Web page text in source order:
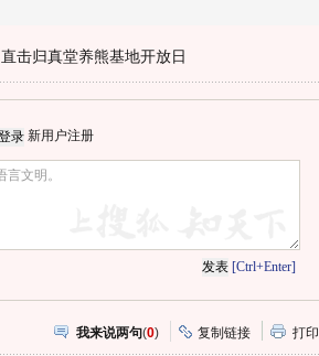
直击归真堂养熊基地开放日
新用户注册
[Ctrl+Enter]
我来说两句(0) 复制链接 打印